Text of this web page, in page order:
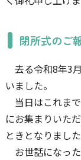
閉所式のご
去る令和8年3
いました。
当日はこれま
にお集まりいた
ときとなりました
お世話になっ